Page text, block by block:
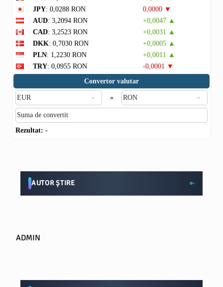
JPY: 0,0288 RON
0,0000 ▼
AUD: 3,2094 RON
+0,0047 ▲
CAD: 3,2523 RON
+0,0031 ▲
DKK: 0,7030 RON
+0,0005 ▲
PLN: 1,2230 RON
+0,0011 ▲
TRY: 0,0955 RON
-0,0001 ▼
Convertor valutar
»
Rezultat: -
AUTOR ȘTIRE
ADMIN